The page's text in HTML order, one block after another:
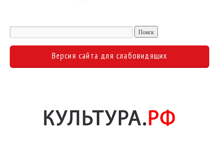
Версия сайта для слабовидящих